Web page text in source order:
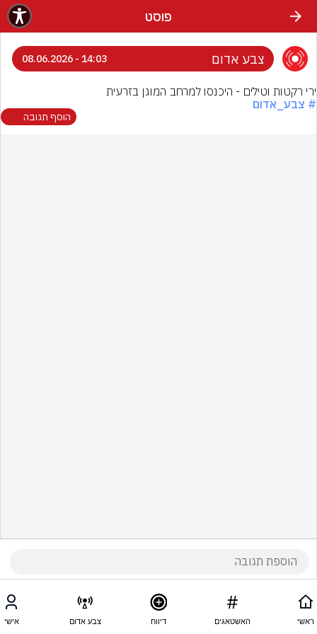
פוסט
צבע אדום 14:03 - 08.06.2026
ירי רקטות וטילים - היכנסו למרחב המוגן בזרעית
# צבע_אדום
הוסף תגובה
ראשי האשטאגים דיווח צבע אדום אישי